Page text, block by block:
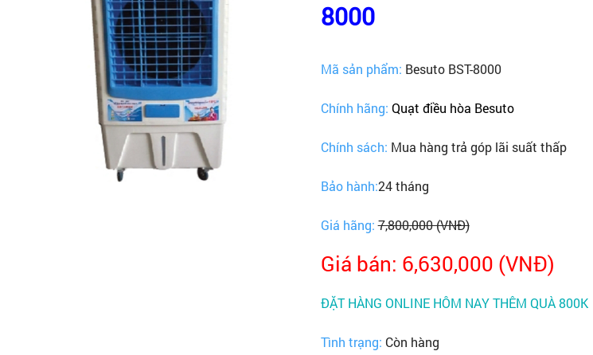
8000
Mã sản phẩm: Besuto BST-8000
Chính hãng: Quạt điều hòa Besuto
Chính sách: Mua hàng trả góp lãi suất thấp
Bảo hành:24 tháng
Giá hãng:7,800,000 (VNĐ)
Giá bán: 6,630,000 (VNĐ)
ĐẶT HÀNG ONLINE HÔM NAY THÊM QUÀ 800K
Tình trạng: Còn hàng